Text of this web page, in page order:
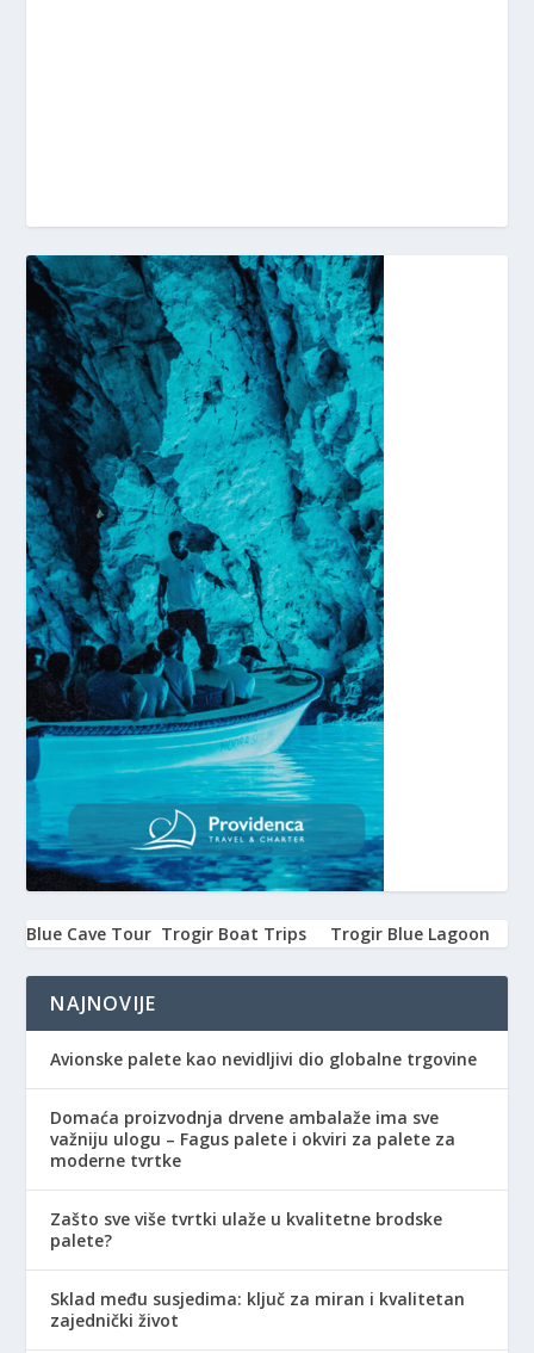
Blue Cave Tour Trogir Boat Trips Trogir Blue Lagoon
NAJNOVIJE
Avionske palete kao nevidljivi dio globalne trgovine
Domaća proizvodnja drvene ambalaže ima sve
važniju ulogu – Fagus palete i okviri za palete za
moderne tvrtke
Zašto sve više tvrtki ulaže u kvalitetne brodske
palete?
Sklad među susjedima: ključ za miran i kvalitetan
zajednički život